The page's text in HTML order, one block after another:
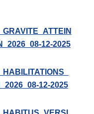
12-2025
12-2025